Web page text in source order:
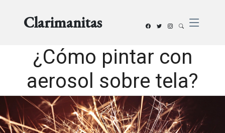
Clarimanitas
¿Cómo pintar con
aerosol sobre tela?